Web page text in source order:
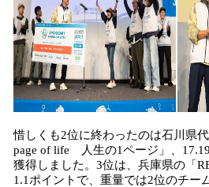
惜しくも2位に終わったのは石川県
page of life 人生の1ページ」、
獲得しました。3位は、兵庫県の「
1.1ポイントで、重量では2位のチー